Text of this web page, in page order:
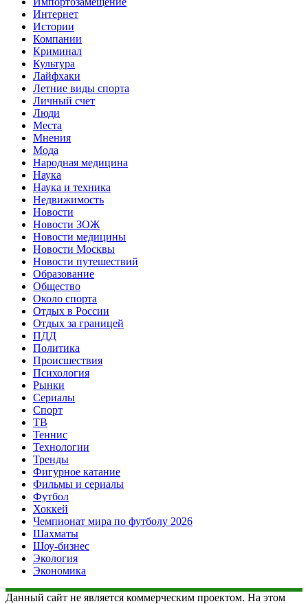
Интернет
Истории
Компании
Криминал
Культура
Лайфхаки
Летние виды спорта
Личный счет
Люди
Места
Мнения
Мода
Народная медицина
Наука
Наука и техника
Недвижимость
Новости
Новости ЗОЖ
Новости медицины
Новости Москвы
Новости путешествий
Образование
Общество
Около спорта
Отдых в России
Отдых за границей
ПДД
Политика
Происшествия
Психология
Рынки
Сериалы
Спорт
ТВ
Теннис
Технологии
Тренды
Фигурное катание
Фильмы и сериалы
Футбол
Хоккей
Чемпионат мира по футболу 2026
Шахматы
Шоу-бизнес
Экология
Экономика
Данный сайт не является коммерческим проектом. На этом